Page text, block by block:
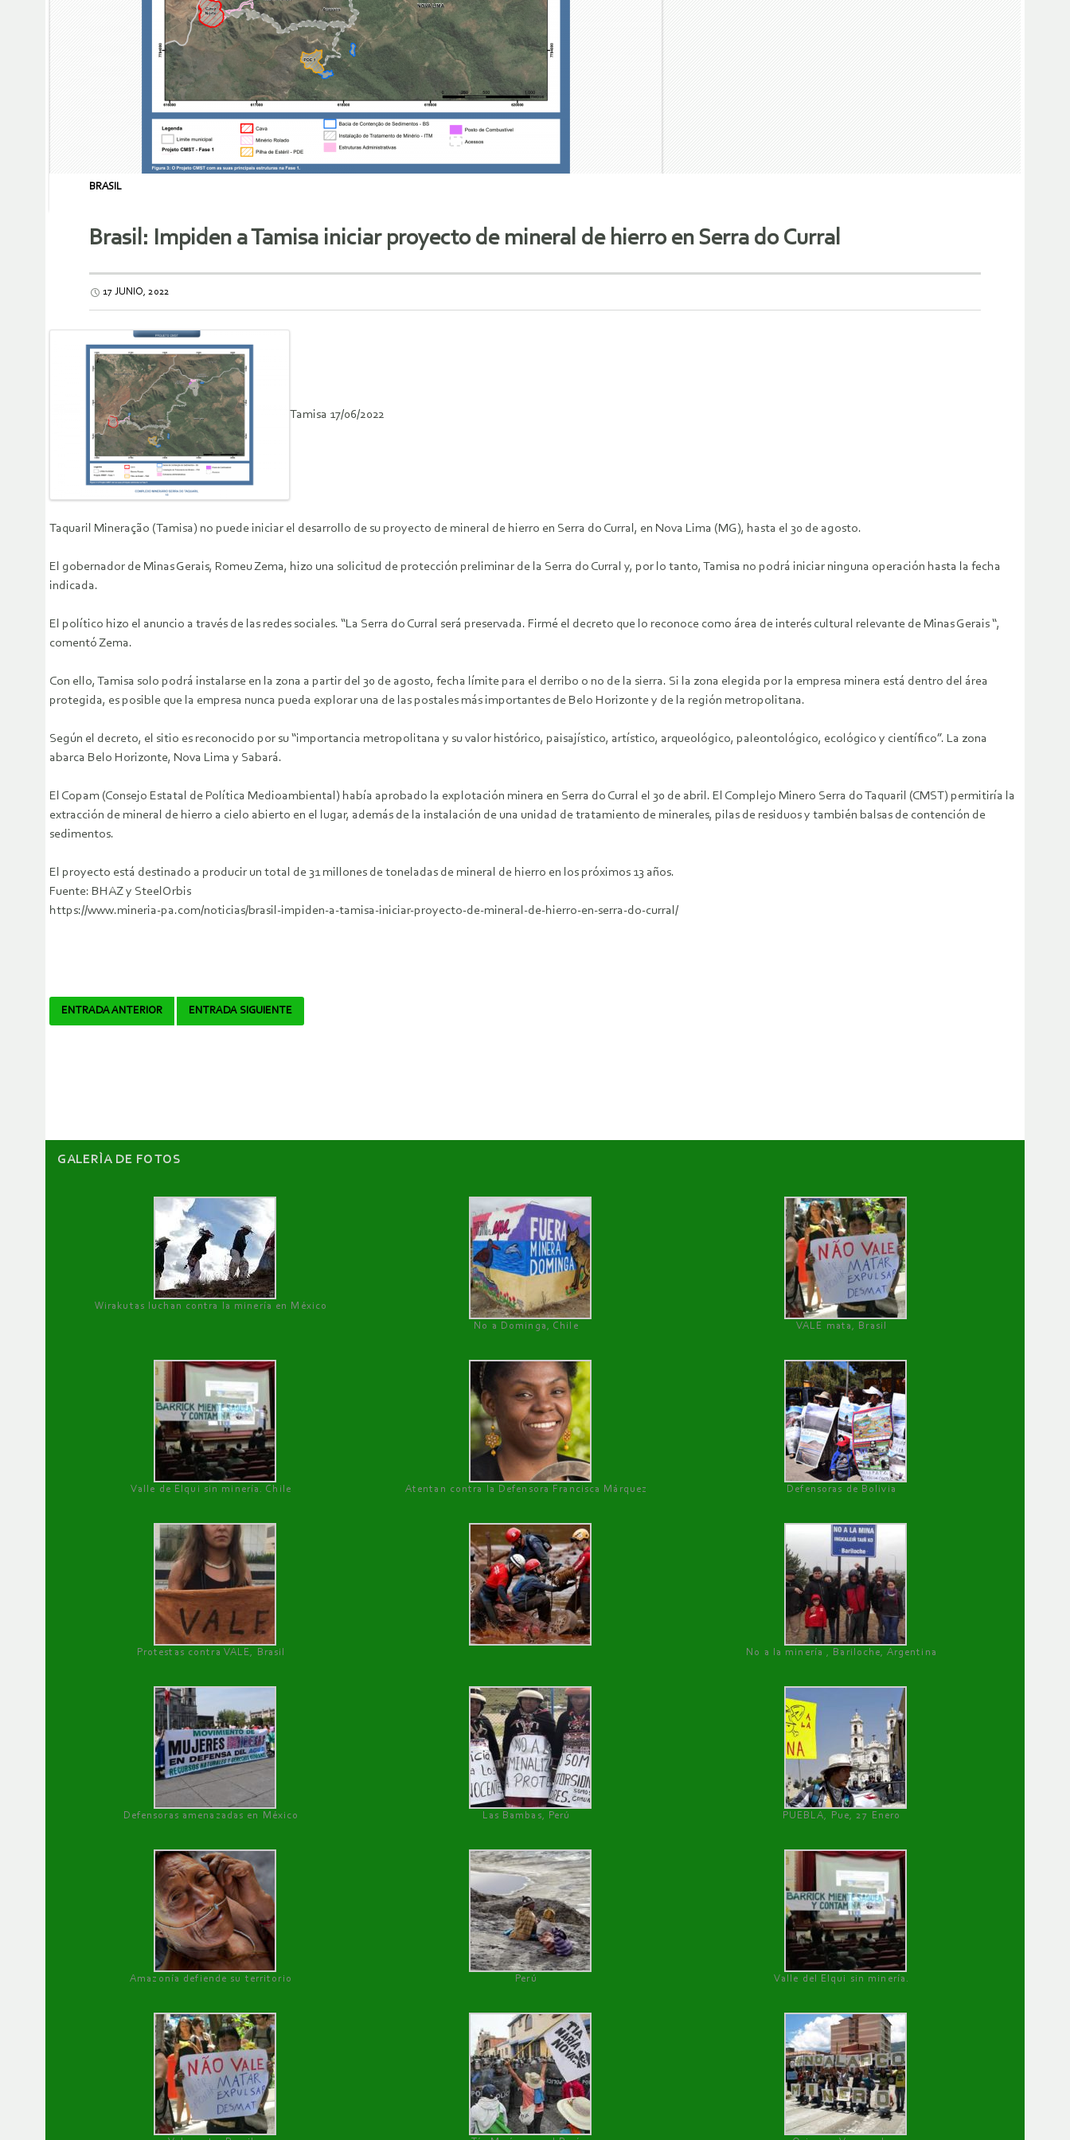
BRASIL
Brasil: Impiden a Tamisa iniciar proyecto de mineral de hierro en Serra do Curral
17 JUNIO, 2022
Tamisa 17/06/2022
Taquaril Mineração (Tamisa) no puede iniciar el desarrollo de su proyecto de mineral de hierro en Serra do Curral, en Nova Lima (MG), hasta el 30 de agosto.
El gobernador de Minas Gerais, Romeu Zema, hizo una solicitud de protección preliminar de la Serra do Curral y, por lo tanto, Tamisa no podrá iniciar ninguna operación hasta la fecha
indicada.
El político hizo el anuncio a través de las redes sociales. “La Serra do Curral será preservada. Firmé el decreto que lo reconoce como área de interés cultural relevante de Minas Gerais “,
comentó Zema.
Con ello, Tamisa solo podrá instalarse en la zona a partir del 30 de agosto, fecha límite para el derribo o no de la sierra. Si la zona elegida por la empresa minera está dentro del área
protegida, es posible que la empresa nunca pueda explorar una de las postales más importantes de Belo Horizonte y de la región metropolitana.
Según el decreto, el sitio es reconocido por su “importancia metropolitana y su valor histórico, paisajístico, artístico, arqueológico, paleontológico, ecológico y científico”. La zona
abarca Belo Horizonte, Nova Lima y Sabará.
El Copam (Consejo Estatal de Política Medioambiental) había aprobado la explotación minera en Serra do Curral el 30 de abril. El Complejo Minero Serra do Taquaril (CMST) permitiría la
extracción de mineral de hierro a cielo abierto en el lugar, además de la instalación de una unidad de tratamiento de minerales, pilas de residuos y también balsas de contención de
sedimentos.
El proyecto está destinado a producir un total de 31 millones de toneladas de mineral de hierro en los próximos 13 años.
Fuente: BHAZ y SteelOrbis
https://www.mineria-pa.com/noticias/brasil-impiden-a-tamisa-iniciar-proyecto-de-mineral-de-hierro-en-serra-do-curral/
Navegador
ENTRADA ANTERIOR ENTRADA SIGUIENTE
GALERÌA DE FOTOS
Wirakutas luchan contra la minería en México
No a Dominga, Chile
VALE mata, Brasil
Valle de Elqui sin minería. Chile Atentan contra la Defensora Francisca Márquez Defensoras de Bolivia
Protestas contra VALE, Brasil No a la minería , Bariloche, Argentina
Defensoras amenazadas en México Las Bambas, Perú PUEBLA, Pue, 27 Enero
Amazonía defiende su territorio Perú Valle del Elqui sin minería.